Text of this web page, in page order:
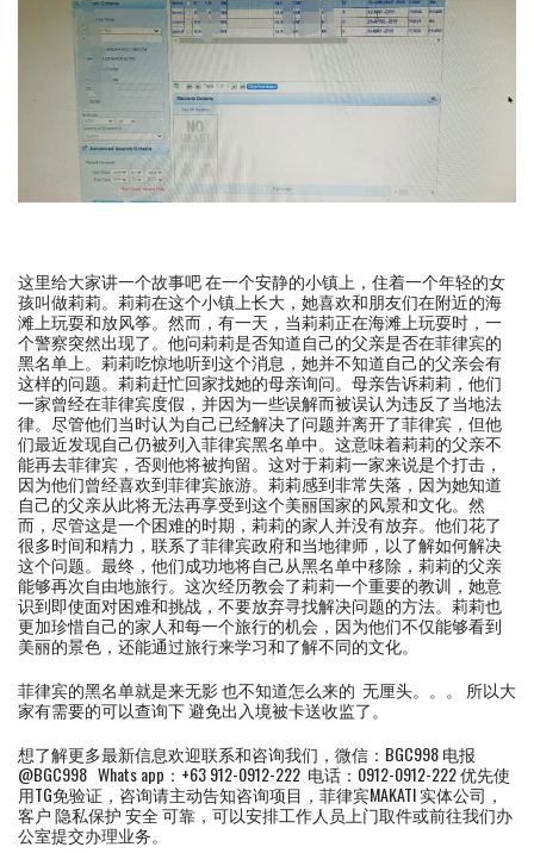
这里给大家讲一个故事吧 在一个安静的小镇上，住着一个年轻的女
孩叫做莉莉。莉莉在这个小镇上长大，她喜欢和朋友们在附近的海
滩上玩耍和放风筝。然而，有一天，当莉莉正在海滩上玩耍时，一
个警察突然出现了。他问莉莉是否知道自己的父亲是否在菲律宾的
黑名单上。莉莉吃惊地听到这个消息，她并不知道自己的父亲会有
这样的问题。莉莉赶忙回家找她的母亲询问。母亲告诉莉莉，他们
一家曾经在菲律宾度假，并因为一些误解而被误认为违反了当地法
律。尽管他们当时认为自己已经解决了问题并离开了菲律宾，但他
们最近发现自己仍被列入菲律宾黑名单中。这意味着莉莉的父亲不
能再去菲律宾，否则他将被拘留。这对于莉莉一家来说是个打击，
因为他们曾经喜欢到菲律宾旅游。莉莉感到非常失落，因为她知道
自己的父亲从此将无法再享受到这个美丽国家的风景和文化。然
而，尽管这是一个困难的时期，莉莉的家人并没有放弃。他们花了
很多时间和精力，联系了菲律宾政府和当地律师，以了解如何解决
这个问题。最终，他们成功地将自己从黑名单中移除，莉莉的父亲
能够再次自由地旅行。这次经历教会了莉莉一个重要的教训，她意
识到即使面对困难和挑战，不要放弃寻找解决问题的方法。莉莉也
更加珍惜自己的家人和每一个旅行的机会，因为他们不仅能够看到
美丽的景色，还能通过旅行来学习和了解不同的文化。
菲律宾的黑名单就是来无影 也不知道怎么来的 无厘头。。。 所以大
家有需要的可以查询下 避免出入境被卡送收监了。
想了解更多最新信息欢迎联系和咨询我们，微信：BGC998 电报
@BGC998 Whats app：+63 912-0912-222 电话：0912-0912-222 优先使
用TG免验证，咨询请主动告知咨询项目，菲律宾MAKATI 实体公司，
客户 隐私保护 安全 可靠，可以安排工作人员上门取件或前往我们办
公室提交办理业务。